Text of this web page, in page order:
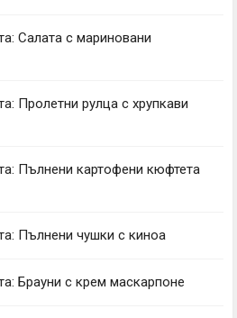
Салата с мариновани
Пролетни рулца с хрупкави
Пълнени картофени кюфтета
Пълнени чушки с киноа
Брауни с крем маскарпоне